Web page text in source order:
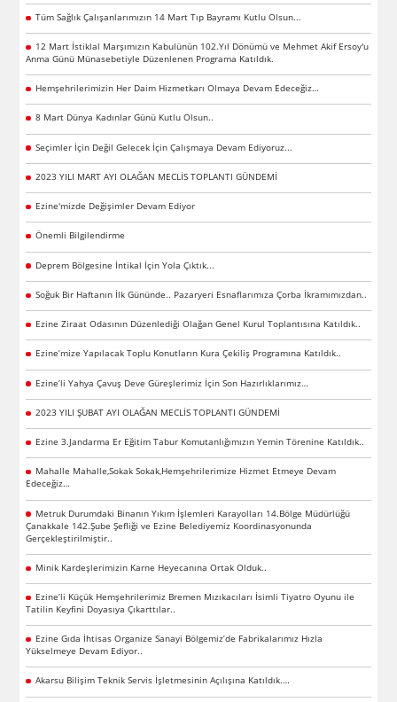
Tüm Sağlık Çalışanlarımızın 14 Mart Tıp Bayramı Kutlu Olsun...
12 Mart İstiklal Marşımızın Kabulünün 102.Yıl Dönümü ve Mehmet Akif Ersoy'u
Anma Günü Münasebetiyle Düzenlenen Programa Katıldık.
Hemşehrilerimizin Her Daim Hizmetkarı Olmaya Devam Edeceğiz…
8 Mart Dünya Kadınlar Günü Kutlu Olsun..
Seçimler İçin Değil Gelecek İçin Çalışmaya Devam Ediyoruz...
2023 YILI MART AYI OLAĞAN MECLİS TOPLANTI GÜNDEMİ
Ezine'mizde Değişimler Devam Ediyor
Önemli Bilgilendirme
Deprem Bölgesine İntikal İçin Yola Çıktık...
Soğuk Bir Haftanın İlk Gününde.. Pazaryeri Esnaflarımıza Çorba İkramımızdan..
Ezine Ziraat Odasının Düzenlediği Olağan Genel Kurul Toplantısına Katıldık..
Ezine’mize Yapılacak Toplu Konutların Kura Çekiliş Programına Katıldık..
Ezine’li Yahya Çavuş Deve Güreşlerimiz İçin Son Hazırlıklarımız…
2023 YILI ŞUBAT AYI OLAĞAN MECLİS TOPLANTI GÜNDEMİ
Ezine 3.Jandarma Er Eğitim Tabur Komutanlığımızın Yemin Törenine Katıldık..
Mahalle Mahalle,Sokak Sokak,Hemşehrilerimize Hizmet Etmeye Devam
Edeceğiz…
Metruk Durumdaki Binanın Yıkım İşlemleri Karayolları 14.Bölge Müdürlüğü
Çanakkale 142.Şube Şefliği ve Ezine Belediyemiz Koordinasyonunda
Gerçekleştirilmiştir..
Minik Kardeşlerimizin Karne Heyecanına Ortak Olduk..
Ezine’li Küçük Hemşehrilerimiz Bremen Mızıkacıları İsimli Tiyatro Oyunu ile
Tatilin Keyfini Doyasıya Çıkarttılar..
Ezine Gıda İhtisas Organize Sanayi Bölgemiz’de Fabrikalarımız Hızla
Yükselmeye Devam Ediyor..
Akarsu Bilişim Teknik Servis İşletmesinin Açılışına Katıldık.…